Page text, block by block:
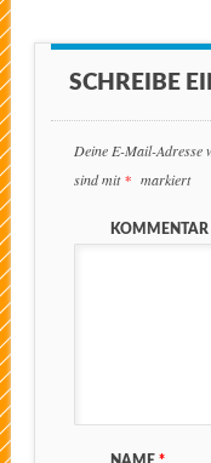
SCHREIBE
Deine E-Mail-Adresse
sind mit* markiert
KOMMENTAR